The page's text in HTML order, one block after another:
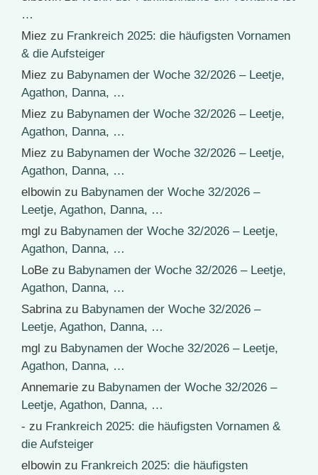
…
Miez zu Frankreich 2025: die häufigsten Vornamen
& die Aufsteiger
Miez zu Babynamen der Woche 32/2026 – Leetje,
Agathon, Danna, …
Miez zu Babynamen der Woche 32/2026 – Leetje,
Agathon, Danna, …
Miez zu Babynamen der Woche 32/2026 – Leetje,
Agathon, Danna, …
elbowin zu Babynamen der Woche 32/2026 –
Leetje, Agathon, Danna, …
mgl zu Babynamen der Woche 32/2026 – Leetje,
Agathon, Danna, …
LoBe zu Babynamen der Woche 32/2026 – Leetje,
Agathon, Danna, …
Sabrina zu Babynamen der Woche 32/2026 –
Leetje, Agathon, Danna, …
mgl zu Babynamen der Woche 32/2026 – Leetje,
Agathon, Danna, …
Annemarie zu Babynamen der Woche 32/2026 –
Leetje, Agathon, Danna, …
- zu Frankreich 2025: die häufigsten Vornamen &
die Aufsteiger
elbowin zu Frankreich 2025: die häufigsten